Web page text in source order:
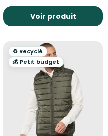
Voir produit
♻️ Recyclé
💰 Petit budget